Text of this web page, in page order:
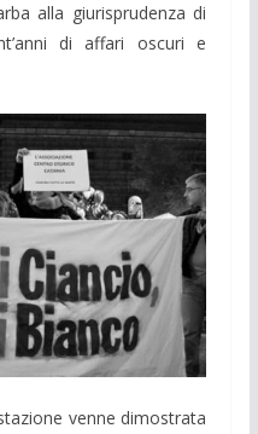
alla giurisprudenza di
di affari oscuri e
venne dimostrata